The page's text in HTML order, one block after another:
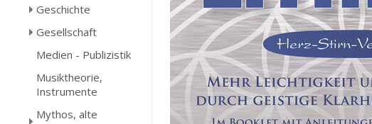
Geschichte
Gesellschaft
Medien - Publizistik
Musiktheorie,
Instrumente
Mythos, alte